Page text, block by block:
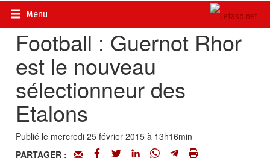
Menu
Accueil>
Football : Guernot Rhor
est le nouveau
sélectionneur des
Etalons
Publié le mercredi 25 février 2015 à 13h16min
PARTAGER :